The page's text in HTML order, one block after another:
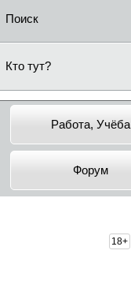
Поиск
Кто тут?
Работа, Учёба
Форум
18+